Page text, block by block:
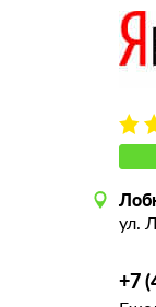
ул.
+7